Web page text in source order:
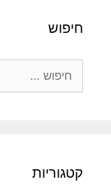
חיפוש
קטגוריות